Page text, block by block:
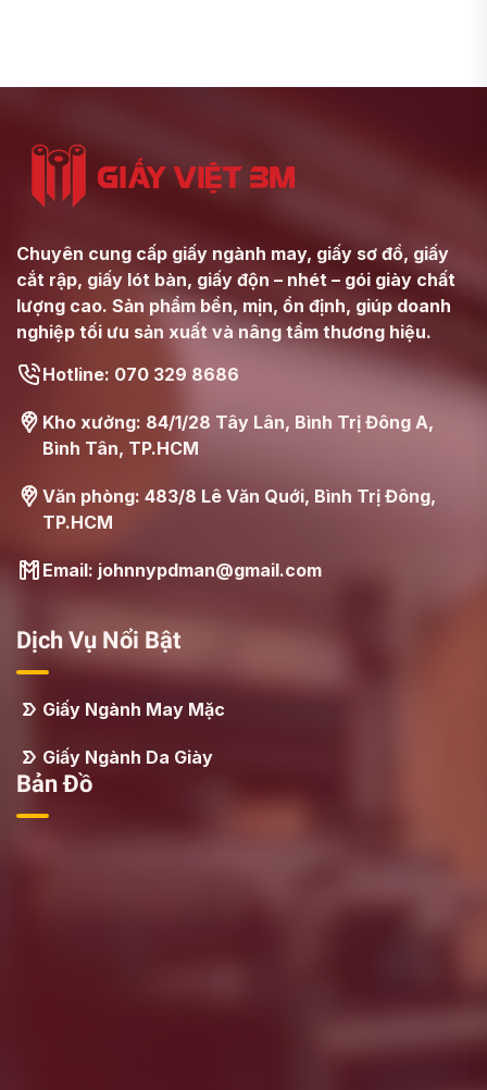
Chuyên cung cấp giấy ngành may, giấy sơ đồ, giấy
cắt rập, giấy lót bàn, giấy độn – nhét – gói giày chất
lượng cao. Sản phẩm bền, mịn, ổn định, giúp doanh
nghiệp tối ưu sản xuất và nâng tầm thương hiệu.
Hotline: 070 329 8686
Kho xưởng: 84/1/28 Tây Lân, Bình Trị Đông A,
Bình Tân, TP.HCM
Văn phòng: 483/8 Lê Văn Quới, Bình Trị Đông,
TP.HCM
Email: johnnypdman@gmail.com
Dịch Vụ Nổi Bật
Giấy Ngành May Mặc
Giấy Ngành Da Giày
Bản Đồ